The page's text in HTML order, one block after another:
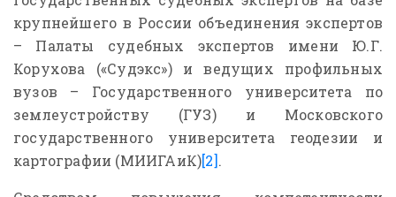
крупнейшего в России объединения экспертов
– Палаты судебных экспертов имени Ю.Г.
Корухова («Судэкс») и ведущих профильных
вузов – Государственного университета по
землеустройству (ГУЗ) и Московского
государственного университета геодезии и
картографии (МИИГАиК)[2].